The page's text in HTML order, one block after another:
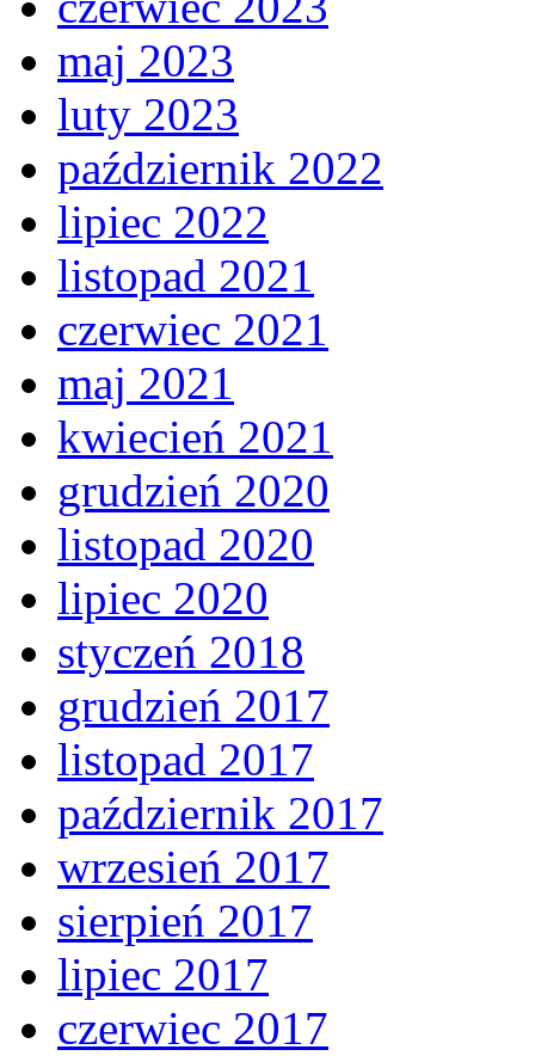
maj 2023
luty 2023
październik 2022
lipiec 2022
listopad 2021
czerwiec 2021
maj 2021
kwiecień 2021
grudzień 2020
listopad 2020
lipiec 2020
styczeń 2018
grudzień 2017
listopad 2017
październik 2017
wrzesień 2017
sierpień 2017
lipiec 2017
czerwiec 2017